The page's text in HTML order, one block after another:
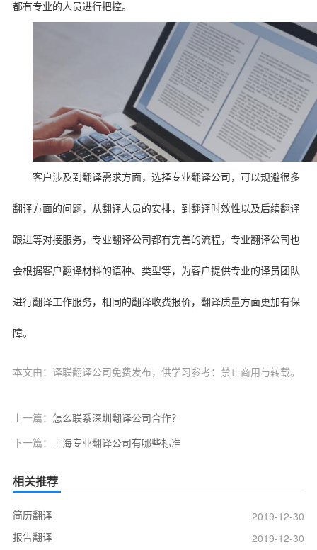
都有专业的人员进行把控。
客户涉及到翻译需求方面，选择专业翻译公司，可以规避很多
翻译方面的问题，从翻译人员的安排，到翻译时效性以及后续翻译
跟进等对接服务，专业翻译公司都有完善的流程，专业翻译公司也
会根据客户翻译材料的语种、类型等，为客户提供专业的译员团队
进行翻译工作服务，相同的翻译收费报价，翻译质量方面更加有保
障。
本文由：译联翻译公司免费发布，供学习参考：禁止商用与转载。
上一篇： 怎么联系深圳翻译公司合作？
下一篇：
上海专业翻译公司有哪些标准
相关推荐
简历翻译
2019-12-30
报告翻译
2019-12-30